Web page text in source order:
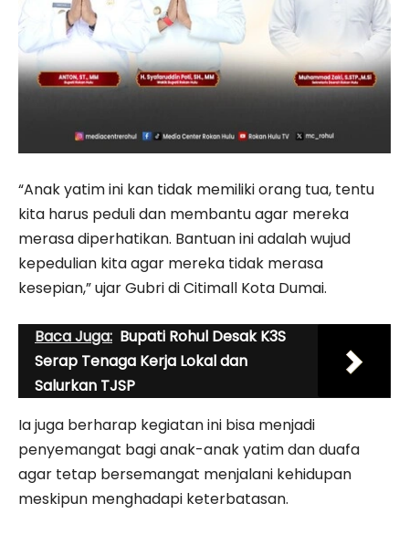
“Anak yatim ini kan tidak memiliki orang tua, tentu
kita harus peduli dan membantu agar mereka
merasa diperhatikan. Bantuan ini adalah wujud
kepedulian kita agar mereka tidak merasa
kesepian,” ujar Gubri di Citimall Kota Dumai.
Baca Juga: Bupati Rohul Desak K3S
Serap Tenaga Kerja Lokal dan
Salurkan TJSP
Ia juga berharap kegiatan ini bisa menjadi
penyemangat bagi anak-anak yatim dan duafa
agar tetap bersemangat menjalani kehidupan
meskipun menghadapi keterbatasan.